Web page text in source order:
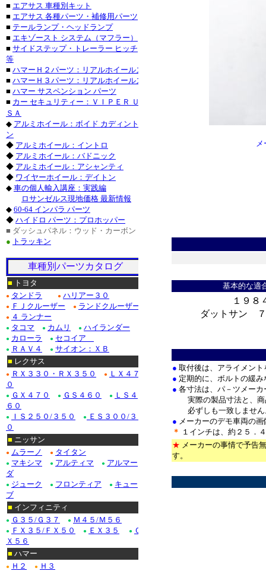
基本的な適
１９８
ダットサン
● 取付後は、アライメン
● 定期的に、ボルトの緩
● 各寸法は、パ－ツメー
実際の製品寸法と、商
必ずしも一致しません
● メーカーのデモ車両の
＊ １インチは、約２５．
★ メーカーの事情で予告
す。
ニッサ
■ エアサス 車種別キット
■ エアサス 各種パーツ・補修用パーツ
■ テールランプ・ヘッドランプ
■ エキゾースト システム（マフラー）
■ サイドステップ・トレーラー ヒッチ
等
■ ハマーＨ２パーツ：リアルホイールズ
■ ハマーＨ３パーツ：リアルホイールズ
■ ハマー サスペンション パーツ
■ カー セキュリティー：ＶＩＰＥＲ Ｕ
ＳＡ
◆ アルミホイール：ボイド カディント
ン
◆ アルミホイール：イントロ
◆ アルミホイール：バドニック
◆ アルミホイール：アシャンティ
◆ ワイヤーホイール：デイトン
◆ 車の個人輸入講座：実践編
ロサンゼルス現地価格 最新情報
◆ 60-64 インパラ パーツ
◆ ハイドロ パーツ：プロホッパー
■ ダッシュパネル：ウッド・カーボン
● トラッキン
車種別パーツカタログ
■ トヨタ
● タンドラ ● ハリアー３０
● ＦＪクルーザー ● ランドクルーザー
● ４ ランナー
● タコマ ● カムリ ● ハイランダー
● カローラ ● セコイア
● ＲＡＶ４ ● サイオン：ＸＢ
■ レクサス
● ＲＸ３３０・ＲＸ３５０ ●
ＬＸ４７
０
● ＧＸ４７０ ● ＧＳ４６０ ●
ＬＳ４
６０
● ＩＳ２５０/３５０ ●
ＥＳ３００/３５
０
■ ニッサン
● ムラーノ ● タイタン
● マキシマ ● アルティマ ● アルマー
ダ
● ジューク ● フロンティア ● キュー
ブ
■ インフィニティ
● Ｇ３５/Ｇ３７ ● Ｍ４５/Ｍ５６
● ＦＸ３５/ＦＸ５０ ● ＥＸ３５ ● Ｑ
Ｘ５６
■ ハマー
● Ｈ２ ●
Ｈ３